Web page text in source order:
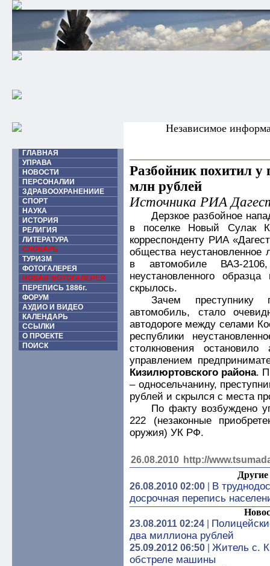
Независимое
ГЛАВНАЯ
УПРАВА
НОВОСТИ
ПЕРСОНАЛИИ
ЗДРАВООХРАНЕНИИЕ
СПОРТ
НАУКА
ИСТОРИЯ
РЕЛИГИЯ
ЛИТЕРАТУРА
СЛОВАРЬ
ТУРИЗМ
ФОТОГАЛЕРЕЯ
НОВАЯ ФОТОГАЛЕРЕЯ
ПЕРЕПИСЬ 1886г.
ФОРУМ
АУДИО И ВИДЕО
КАЛЕНДАРЬ
ССЫЛКИ
О ПРОЕКТЕ
ПОИСК
Разбойник похитил у
млн рублей
Источника РИА
Дерзкое разбойное
в поселке Новый Сулак
корреспонденту РИА
общества неустановленное
в автомобиле ВАЗ-
неустановленного
скрылось.
Зачем преступнику
автомобиль, стало
автодороге между селами
республики
столкновения
управлением
Кизилюртовского района.
– односельчанину,
рублей и скрылся с места
По факту возбуждено
222 (незаконные
оружия) УК РФ.
26.08.2010 http://
26.08.2010 02:00
В
досрочная перепись
23.08.2011 02:24
два миллиона рублей
25.09.2012 06:50
Житель с.
обстреле машины